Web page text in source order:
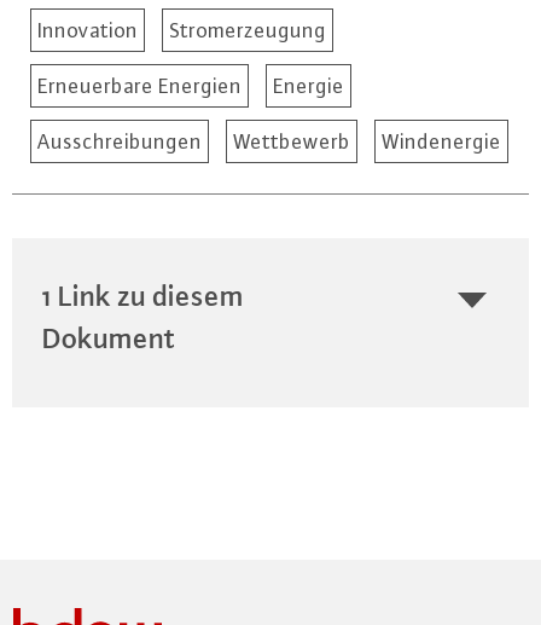
Innovation Stromerzeugung
Erneuerbare Energien Energie
Ausschreibungen Wettbewerb Windenergie
1 Link zu diesem
Dokument